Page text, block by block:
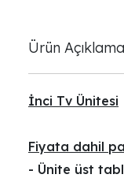
Ürün
İnci Tv Ünitesi
Fiyata dahil
- Ünite üst